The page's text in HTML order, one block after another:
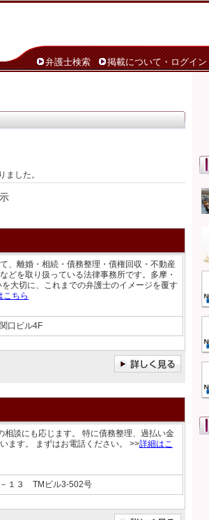
弁護士検索 掲載について・ログイン
ました。
示
、離婚・相続・債務整理・債権回収・不動産
どを取り扱っている法律事務所です。多摩・
大切に、これまでの弁護士のイメージを覆す
こちら
口ビル4F
談にも応じます。 特に債務整理、過払い金
ます。 まずはお電話ください。 >>詳細はこ
１３ TMビル3-502号